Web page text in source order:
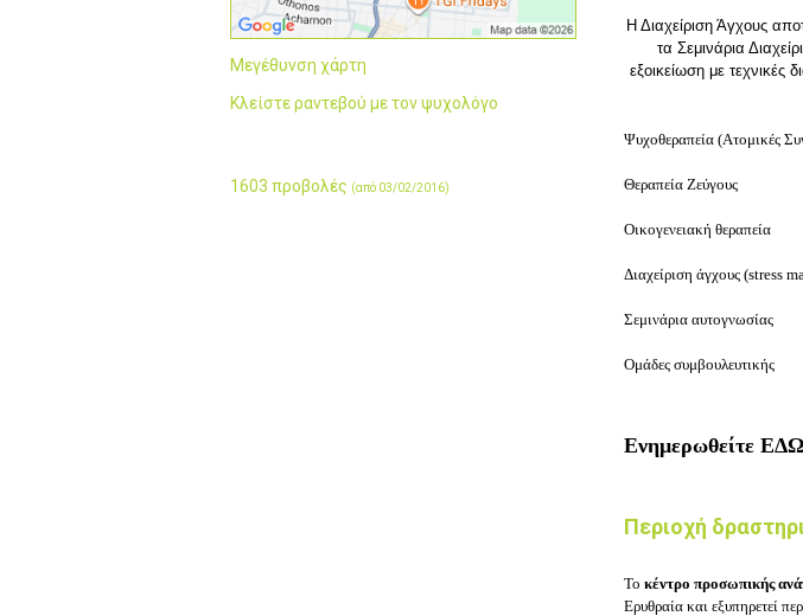
Μεγέθυνση χάρτη
Κλείστε ραντεβού με τον ψυχολόγο
1603 προβολές (από 03/02/2016)
Η Διαχείριση Άγχους
τα Σεμινάρια
εξοικείωση με τεχνικές
Ψυχοθεραπεία (Ατομικές
Θεραπεία Ζεύγους
Οικογενειακή θεραπεία
Διαχείριση άγχους (stress
Σεμινάρια αυτογνωσίας
Ομάδες συμβουλευτικής
Ενημερωθείτε ΕΔΩ
Περιοχή
Το κέντρο προσωπικής
Ερυθραία και εξυπηρετεί